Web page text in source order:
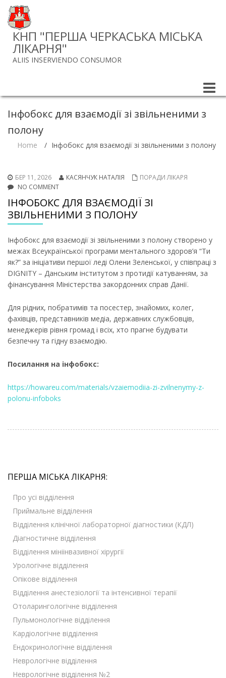
КНП "ПЕРША ЧЕРКАСЬКА МІСЬКА
ЛІКАРНЯ"
ALIIS INSERVIENDO CONSUMOR
Toggle
Інфобокс для взаємодії зі звільненими з
полону
Home / Інфобокс для взаємодії зі звільненими з полону
БЕР 11, 2026 КАСЯНЧУК НАТАЛІЯ
ПОРАДИ ЛІКАРЯ
NO COMMENT
ІНФОБОКС ДЛЯ ВЗАЄМОДІЇ ЗІ
ЗВІЛЬНЕНИМИ З ПОЛОНУ
Інфобокс для взаємодії зі звільненими з полону створено у
межах Всеукраїнської програми ментального здоров’я “Ти
як?” за ініціативи першої леді Олени Зеленської, у співпраці з
DIGNITY – Данським інститутом з протидії катуванням, за
фінансування Міністерства закордонних справ Данії.
Для рідних, побратимів та посестер, знайомих, колег,
фахівців, представників медіа, державних службовців,
менеджерів рівня громад і всіх, хто прагне будувати
безпечну та гідну взаємодію.
Посилання на інфобокс:
https://howareu.com/materials/vzaiemodiia-zi-zvilnenymy-z-
polonu-infoboks
ПЕРША МІСЬКА ЛІКАРНЯ:
Про усі відділення
Приймальне відділення
Відділення клінічної лабораторної діагностики (КДЛ)
Діагностичне відділення
Відділення мініінвазивної хірургії
Урологічне відділення
Опікове відділення
Відділення анестезіології та інтенсивної терапії
Отоларингологічне відділення
Пульмонологічне відділення
Кардіологічне відділення
Ендокринологічне відділення
Неврологічне відділення
Неврологічне відділення №2